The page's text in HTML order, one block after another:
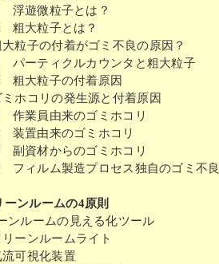
微粒子とは？
粒子とは？
子の付着がゴミ不良の原因？
ティクルカウンタと粗大粒子
粒子の付着原因
コリの発生源と付着原因
員由来のゴミホコリ
由来のゴミホコリ
材からのゴミホコリ
ルム製造プロセス独自のゴミ不良
ンルームの4原則
ルームの見える化ツール
ンルームライト
視化装置